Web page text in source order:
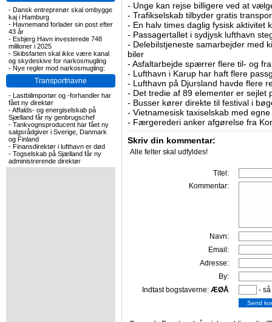
- Dansk entreprenør skal ombygge
kaj i Hamburg
- Havnemand forlader sin post efter
43 år
- Esbjerg Havn investerede 748
millioner i 2025
- Skibsfarten skal ikke være kanal
og skydeskive for narkosmugling
- Nye regler mod narkosmugling:
Transportnavne
- Lastbilimportør og -forhandler har
fået ny direktør
-Affalds- og energiselskab på
Sjælland får ny genbrugschef
- Tankvognsproducent har fået ny
salgsrådgiver i Sverige, Danmark
og Finland
- Finansdirektør i lufthavn er død
- Togselskab på Sjælland får ny
administrerende direktør
- Unge kan rejse billigere ved at
- Trafikselskab tilbyder gratis
- En halv times daglig fysisk aktivitet
- Passagertallet i sydjysk lufthavn
- Delebilstjeneste samarbejder med
biler
- Asfaltarbejde spærrer flere til- og
- Lufthavn i Karup har haft flere
- Lufthavn på Djursland havde flere
- Det tredie af 89 elementer er sejlet
- Busser kører direkte til festival i
- Vietnamesisk taxiselskab med
- Færgerederi anker afgørelse fra
Skriv din kommentar:
Alle felter skal udfyldes!
Titel:
Kommentar:
Navn:
Email:
Adresse:
By:
Indtast bogstaverne: ÆØÅ -